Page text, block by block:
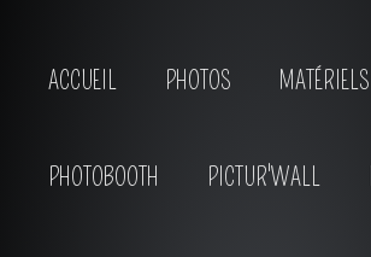
ACCUEIL PHOTOS MATÉRIELS
PHOTOBOOTH PICTUR'WALL